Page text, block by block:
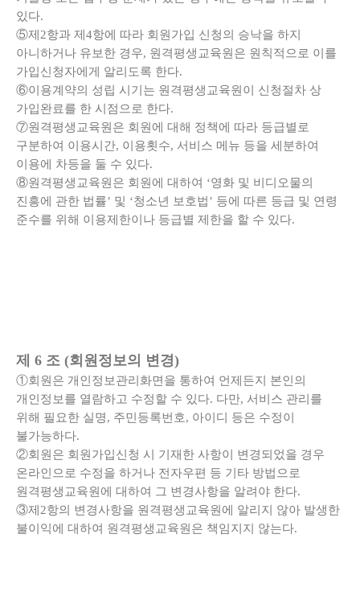
있다.
⑤제2항과 제4항에 따라 회원가입 신청의 승낙을 하지
아니하거나 유보한 경우, 원격평생교육원은 원칙적으로 이를
가입신청자에게 알리도록 한다.
⑥이용계약의 성립 시기는 원격평생교육원이 신청절차 상
가입완료를 한 시점으로 한다.
⑦원격평생교육원은 회원에 대해 정책에 따라 등급별로
구분하여 이용시간, 이용횟수, 서비스 메뉴 등을 세분하여
이용에 차등을 둘 수 있다.
⑧원격평생교육원은 회원에 대하여 ‘영화 및 비디오물의
진흥에 관한 법률’ 및 ‘청소년 보호법’ 등에 따른 등급 및 연령
준수를 위해 이용제한이나 등급별 제한을 할 수 있다.
제 6 조 (회원정보의 변경)
①회원은 개인정보관리화면을 통하여 언제든지 본인의
개인정보를 열람하고 수정할 수 있다. 다만, 서비스 관리를
위해 필요한 실명, 주민등록번호, 아이디 등은 수정이
불가능하다.
②회원은 회원가입신청 시 기재한 사항이 변경되었을 경우
온라인으로 수정을 하거나 전자우편 등 기타 방법으로
원격평생교육원에 대하여 그 변경사항을 알려야 한다.
③제2항의 변경사항을 원격평생교육원에 알리지 않아 발생한
불이익에 대하여 원격평생교육원은 책임지지 않는다.